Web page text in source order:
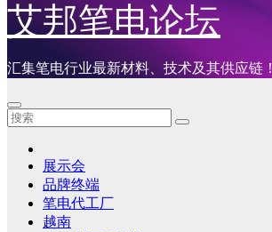
艾邦笔电论坛
汇集笔电行业最新材料、技术及其供应链！
展示会
品牌终端
笔电代工厂
越南